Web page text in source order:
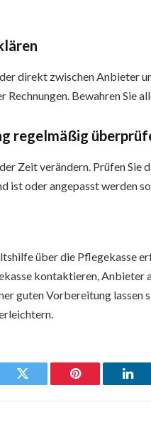
direkt zwischen Anbieter
Rechnungen. Bewahren Sie
regelmäßig
Zeit verändern. Prüfen
ist oder angepasst werden
über die Pflegekasse
kontaktieren, Anbieter
guten Vorbereitung lassen
Twitter Pinterest